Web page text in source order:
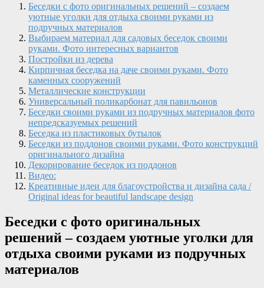
Беседки с фото оригинальных решений – создаем
уютные уголки для отдыха своими руками из
подручных материалов
Выбираем материал для садовых беседок своими
руками. Фото интересных вариантов
Постройки из дерева
Кирпичная беседка на даче своими руками. Фото
каменных сооружений
Металлические конструкции
Универсальный поликарбонат для павильонов
Беседки своими руками из подручных материалов фото
непредсказуемых решений
Беседка из пластиковых бутылок
Беседки из поддонов своими руками. Фото конструкций
оригинального дизайна
Декорирование беседок из поддонов
Видео:
Креативные идеи для благоустройства и дизайна сада /
Original ideas for beautiful landscape design
Беседки с фото оригинальных
решений – создаем уютные уголки для
отдыха своими руками из подручных
материалов